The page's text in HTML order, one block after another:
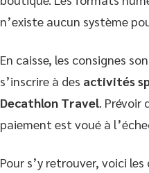
n’existe aucun système
En caisse, les consignes
s’inscrire à des activités
Decathlon Travel. Prévoir
paiement est voué à
Pour s’y retrouver, voici